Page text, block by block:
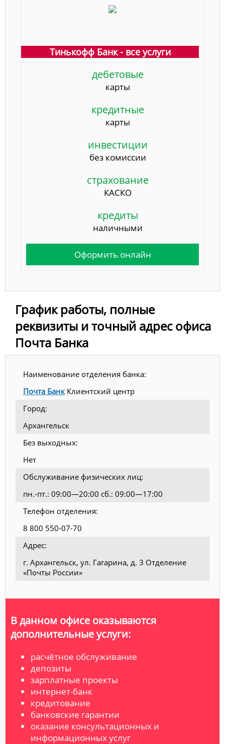
Тинькофф Банк - все услуги
дебетовые
карты
кредитные
карты
инвестиции
без комиссии
страхование
КАСКО
кредиты
наличными
Оформить онлайн
График работы, полные
реквизиты и точный адрес офиса
Почта Банка
Наименование отделения банка:
Почта БанкКлиентский центр
Город:
Архангельск
Без выходных:
Нет
Обслуживание физических лиц:
пн.-пт.: 09:00—20:00 сб.: 09:00—17:00
Телефон отделения:
8 800 550-07-70
Адрес:
г. Архангельск, ул. Гагарина, д. 3 Отделение
«Почты России»
В данном офисе оказываются
дополнительные услуги:
расчётное обслуживание
депозиты
зарплатные проекты
интернет-банк
кредитование
банковские гарантии
оказание консультационных и
информационных услуг